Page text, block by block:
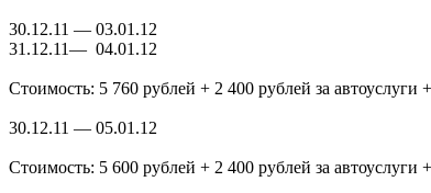
30.12.11 — 03.01.12
31.12.11— 04.01.12
Стоимость: 5 760 рублей + 2 400 рублей за автоуслуги
30.12.11 — 05.01.12
Стоимость: 5 600 рублей + 2 400 рублей за